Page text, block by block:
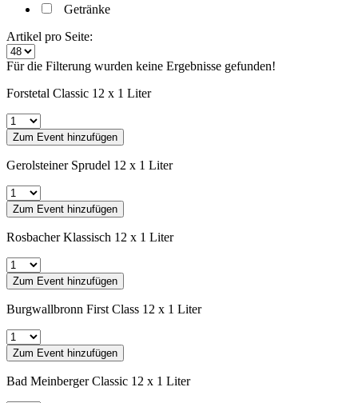
Getränke
Artikel pro Seite:
Für die Filterung wurden keine Ergebnisse gefunden!
Forstetal Classic 12 x 1 Liter
Zum Event hinzufügen
Gerolsteiner Sprudel 12 x 1 Liter
Zum Event hinzufügen
Rosbacher Klassisch 12 x 1 Liter
Zum Event hinzufügen
Burgwallbronn First Class 12 x 1 Liter
Zum Event hinzufügen
Bad Meinberger Classic 12 x 1 Liter